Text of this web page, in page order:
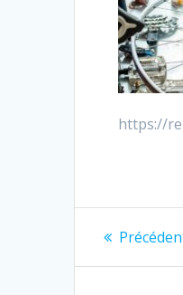
https://
de